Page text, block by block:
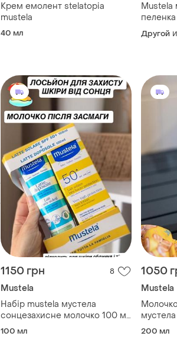
Крем емолент stelatopia
mustela
40 мл
Mustela
пеленка
Другой
1150 грн 8
Mustela
Набір mustela мустела
сонцезахисне молочко 100 мл
та молочко після засмаги
100 мл
1050
Mustela
200 мл